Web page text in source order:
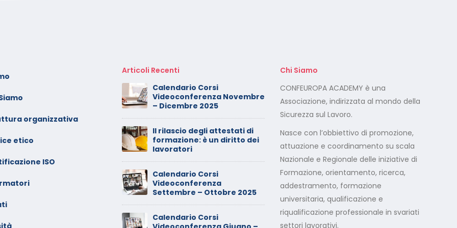
organizzativa
etico
ISO
Articoli Recenti
il consenso di
Maggio –
riconosciuto
Calendario Corsi
Videoconferenza Novembre
– Dicembre 2025
Il rilascio degli attestati di
formazione: è un diritto dei
lavoratori
Calendario Corsi
Videoconferenza
Settembre – Ottobre 2025
Calendario Corsi
Foto dei minori sui social:
serve il consenso di
entrambi i genitori
Calendario Corsi
Videoconferenza Maggio –
Giugno 2026
Minimarket di Rozzano al
setaccio
Cade dalla sedia in smart
working, riconosciuto
Chi Siamo
CONFEUROPA ACADEMY è una
Associazione, indirizzata al mondo della
Sicurezza sul Lavoro.
Nasce con l’obbiettivo di promozione,
attuazione e coordinamento su scala
Nazionale e Regionale delle iniziative di
Formazione, orientamento, ricerca,
addestramento, formazione
universitaria, qualificazione e
riqualificazione professionale in svariati
settori lavorativi.